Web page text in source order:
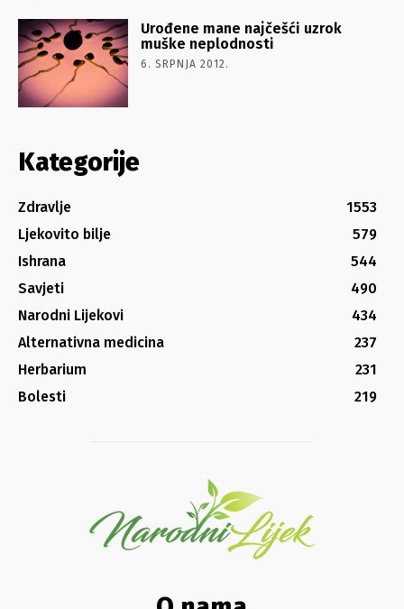
Urođene mane najčešći uzrok
muške neplodnosti
6. SRPNJA 2012.
Kategorije
Zdravlje
1553
Ljekovito bilje
579
Ishrana
544
Savjeti
490
Narodni Lijekovi
434
Alternativna medicina
237
Herbarium
231
Bolesti
219